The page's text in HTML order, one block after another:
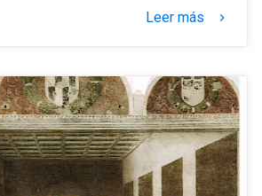
Leer más keyboard_arrow_right